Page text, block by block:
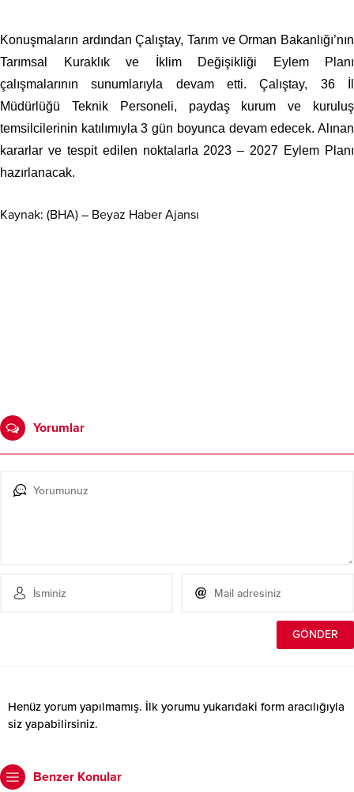
Konuşmaların ardından Çalıştay, Tarım ve Orman Bakanlığı’nın
Tarımsal Kuraklık ve İklim Değişikliği Eylem Planı
çalışmalarının sunumlarıyla devam etti. Çalıştay, 36 İl
Müdürlüğü Teknik Personeli, paydaş kurum ve kuruluş
temsilcilerinin katılımıyla 3 gün boyunca devam edecek. Alınan
kararlar ve tespit edilen noktalarla 2023 – 2027 Eylem Planı
hazırlanacak.
Kaynak: (BHA) – Beyaz Haber Ajansı
Yorumlar
Henüz yorum yapılmamış. İlk yorumu yukarıdaki form aracılığıyla
siz yapabilirsiniz.
Benzer Konular